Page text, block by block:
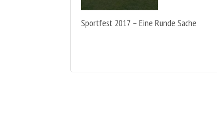
Sportfest 2017 – Eine Runde Sache